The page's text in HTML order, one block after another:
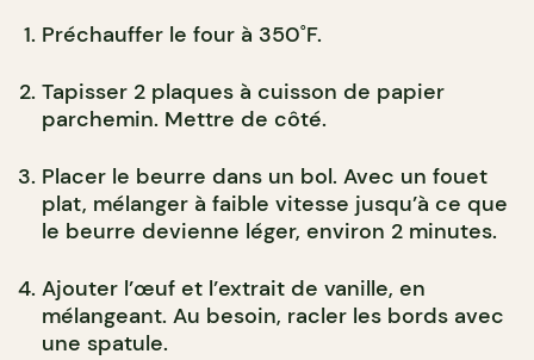
Préchauffer le four à 350˚F.
Tapisser 2 plaques à cuisson de papier
parchemin. Mettre de côté.
Placer le beurre dans un bol. Avec un fouet
plat, mélanger à faible vitesse jusqu’à ce que
le beurre devienne léger, environ 2 minutes.
Ajouter l’œuf et l’extrait de vanille, en
mélangeant. Au besoin, racler les bords avec
une spatule.